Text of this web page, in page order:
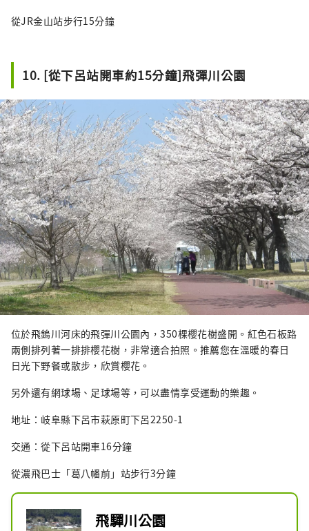
從JR金山站步行15分鐘
10. [從下呂站開車約15分鐘]飛彈川公園
位於飛鎢川河床的飛彈川公園內，350棵櫻花樹盛開。紅色石板路
兩側排列著一排排櫻花樹，非常適合拍照。推薦您在溫暖的春日
日光下野餐或散步，欣賞櫻花。
另外還有網球場、足球場等，可以盡情享受運動的樂趣。
地址：岐阜縣下呂市萩原町下呂2250-1
交通：從下呂站開車16分鐘
從濃飛巴士「葛八幡前」站步行3分鐘
飛驒川公園